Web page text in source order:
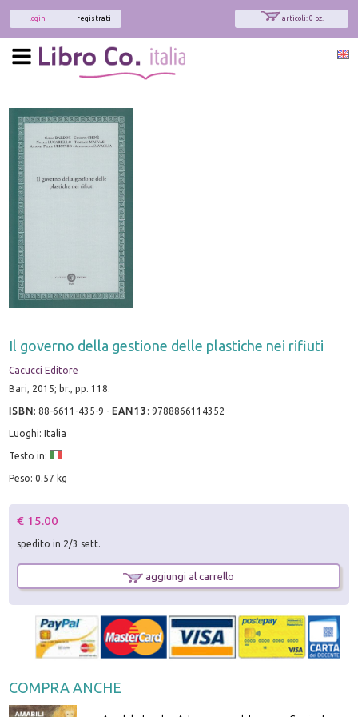
articoli: 0 pz.
registrati
login
Il governo della gestione delle plastiche nei rifiuti
Cacucci Editore
Bari, 2015; br., pp. 118.
ISBN:88-6611-435-9 - EAN13 :9788866114352
Luoghi: Italia
Testo in:
Peso: 0.57 kg
€ 15.00
spedito in 2/3 sett.
aggiungi al carrello
COMPRA ANCHE